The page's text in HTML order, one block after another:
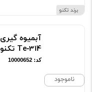
برند تکنو
ناموجود
آبمیوه گیری
Te‑314 تکنو
کد: 10000652